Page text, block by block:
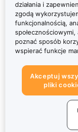
działania i
zgodą
funkcjonalnością,
poznać sposób
wspierać funkcje
Akceptuj
pliki